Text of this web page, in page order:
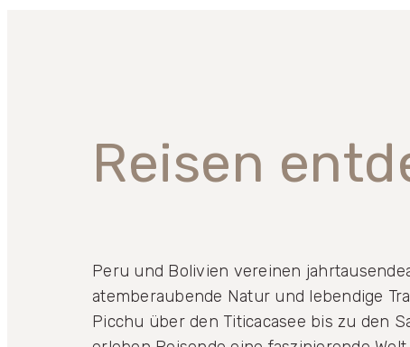
Reisen
Peru und Bolivien vereinen
atemberaubende Natur und lebendige
Picchu über den Titicacasee bis zu den